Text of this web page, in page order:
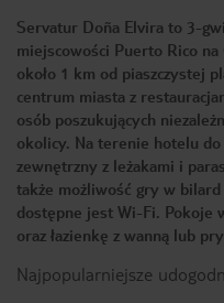
Servatur Doña Elvira to 3-
miejscowości Puerto Rico
około 1 km od piaszczystej
centrum miasta z
osób poszukujących
okolicy. Na terenie hotelu
zewnętrzny z leżakami i
także możliwość gry w
dostępne jest Wi-Fi. Pokoje
oraz łazienkę z wanną lub
Najpopularniejsze